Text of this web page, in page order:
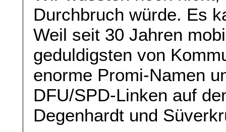
Durchbruch würde. Es
Weil seit 30 Jahren
geduldigsten von
enorme Promi-Namen
DFU/SPD-Linken auf
Degenhardt und